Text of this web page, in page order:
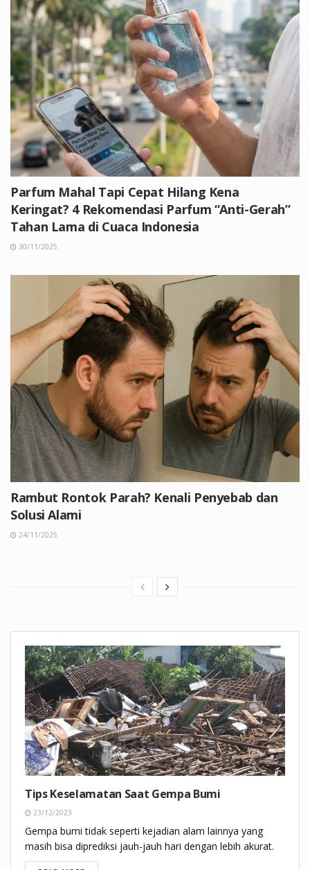
Parfum Mahal Tapi Cepat Hilang Kena
Keringat? 4 Rekomendasi Parfum “Anti-Gerah”
Tahan Lama di Cuaca Indonesia
30/11/2025
Rambut Rontok Parah? Kenali Penyebab dan
Solusi Alami
24/11/2025
Tips Keselamatan Saat Gempa Bumi
23/12/2023
Gempa bumi tidak seperti kejadian alam lainnya yang
masih bisa diprediksi jauh-jauh hari dengan lebih akurat.